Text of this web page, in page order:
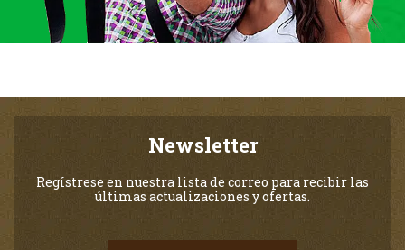
Newsletter
Regístrese en nuestra lista de correo para recibir las
últimas actualizaciones y ofertas.